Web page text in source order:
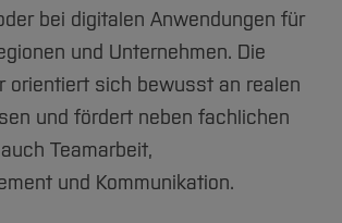
bei digitalen Anwendungen für
und Unternehmen. Die
orientiert sich bewusst an realen
und fördert neben fachlichen
Teamarbeit,
und Kommunikation.